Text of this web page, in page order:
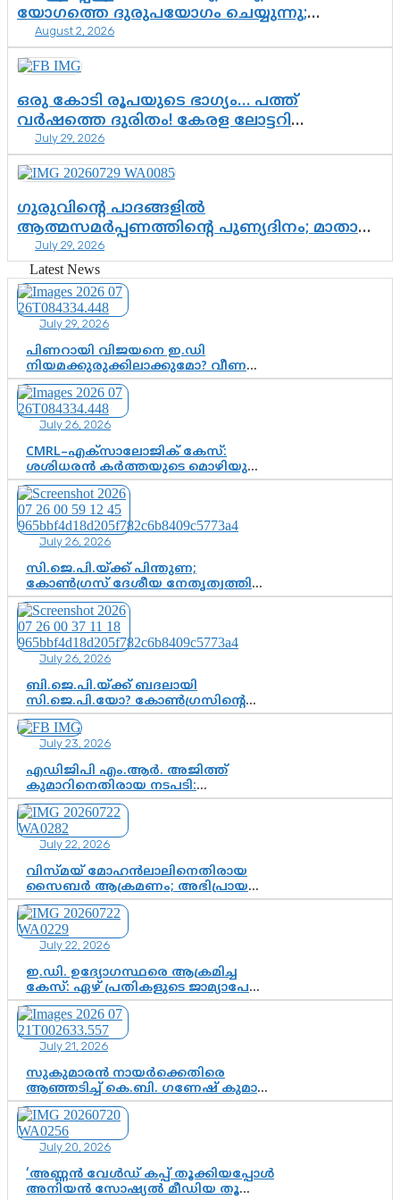
യോഗത്തെ ദുരുപയോഗം ചെയ്യുന്നു;
ശ്രീനാരായണ പ്രസ്ഥാനത്തെ കാർന്നുതിന്നുന്ന
വിഷവിത്ത്: ഗോകുലം ഗോപാലൻ
August 2, 2026
ഒരു കോടി രൂപയുടെ ഭാഗ്യം… പത്ത്
വർഷത്തെ ദുരിതം! കേരള ലോട്ടറി
സംവിധാനത്തെ ചോദ്യം ചെയ്ത് കോയയുടെ
പോരാട്ടം
July 29, 2026
ഗുരുവിന്റെ പാദങ്ങളിൽ
ആത്മസമർപ്പണത്തിന്റെ പുണ്യദിനം; മാതാ
അമൃതാനന്ദമയി മഠത്തിൽ ഭക്തിസാന്ദ്രമായി
ഗുരുപൂർണിമ ആഘോഷം
July 29, 2026
Latest News
July 29, 2026
പിണറായി വിജയനെ ഇ.ഡി
നിയമക്കുരുക്കിലാക്കുമോ? വീണ
വിജയൻ മാപ്പുസാക്ഷിയാകുമോ?
കർത്തയുടെ മൊഴി നിർണായക
വഴിത്തിരിവാകുമോ?
July 26, 2026
CMRL–എക്‌സാലോജിക് കേസ്:
ശശിധരൻ കർത്തയുടെ മൊഴിയുടെ
അടിസ്ഥാനത്തിൽ പിണറായി
വിജയനെ ചോദ്യം ചെയ്യുന്നതിൽ ഉടൻ
തീരുമാനം; വീണയ്‌ക്കെതിരെ
കൂടുതൽ തെളിവുകൾ പരിശോധിച്ച്
ഇഡി
July 26, 2026
സി.ജെ.പി.യ്ക്ക് പിന്തുണ;
കോൺഗ്രസ് ദേശീയ നേതൃത്വത്തിൽ
ആശങ്കയോ? പാർട്ടിക്കുള്ളിൽ
ഭിന്നാഭിപ്രായമെന്ന വിലയിരുത്തൽ
July 26, 2026
ബി.ജെ.പി.യ്ക്ക് ബദലായി
സി.ജെ.പി.യോ? കോൺഗ്രസിന്റെ
രാഷ്ട്രീയ ഇടം കൈവശപ്പെടുത്താൻ
സിജെപി ഉയർന്നുകഴിഞ്ഞോ?
ഇന്ത്യൻ രാഷ്ട്രീയത്തിലെ പുതിയ
വഴിത്തിരിവ്
July 23, 2026
എഡിജിപി എം.ആർ. അജിത്ത്
കുമാറിനെതിരായ നടപടി:
സസ്പെൻഷനിൽ ഒതുങ്ങുമോ,
അതോ കൂടുതൽ കടുത്ത
നടപടികളിലേക്കോ?
July 22, 2026
വിസ്മയ് മോഹൻലാലിനെതിരായ
സൈബർ ആക്രമണം; അഭിപ്രായ
സ്വാതന്ത്ര്യത്തെ നിശ്ശബ്ദമാക്കുന്ന
ഡിജിറ്റൽ ഗുണ്ടായിസത്തിന് അറുതി
വേണം
July 22, 2026
ഇ.ഡി. ഉദ്യോഗസ്ഥരെ ആക്രമിച്ച
കേസ്: ഏഴ് പ്രതികളുടെ ജാമ്യാപേക്ഷ
വീണ്ടും തള്ളി; അന്വേഷണം തുടരാൻ
കോടതി അനുമതി
July 21, 2026
സുകുമാരൻ നായർക്കെതിരെ
ആഞ്ഞടിച്ച് കെ.ബി. ഗണേഷ് കുമാർ,
വി.ഡി. സതീശന് പൂർണ പിന്തുണ
July 20, 2026
‘അണ്ണൻ വേൾഡ് കപ്പ് തൂക്കിയപ്പോൾ
അനിയൻ സോഷ്യൽ മീഡിയ തൂക്കി’;